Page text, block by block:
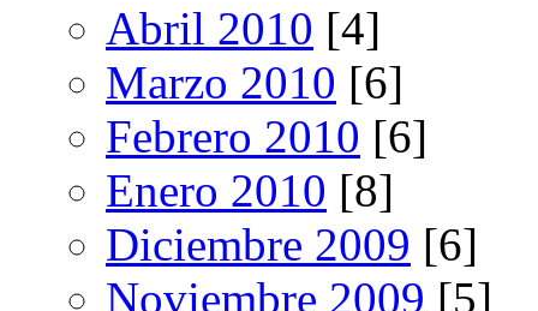
Abril 2010 [4]
Marzo 2010 [6]
Febrero 2010 [6]
Enero 2010 [8]
Diciembre 2009 [6]
Noviembre 2009 [5]